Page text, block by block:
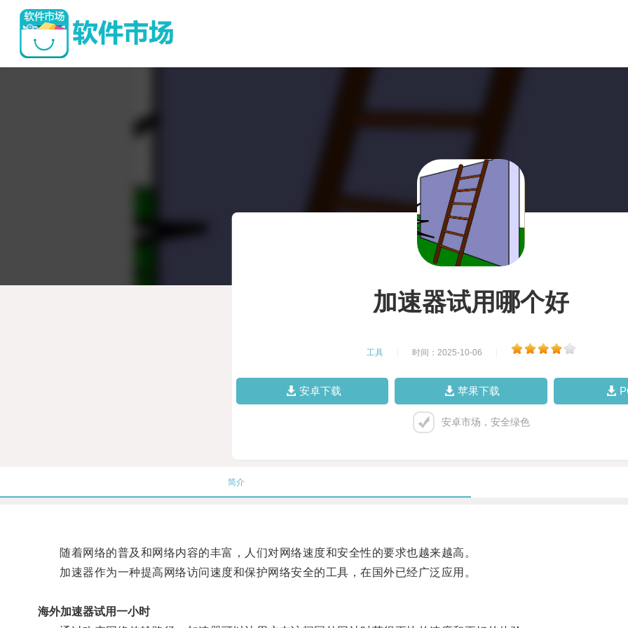
加速器试用哪个好
工具 时间：2025-10-06
安卓下载 苹果下载
安卓市场，安全绿色
简介
随着网络的普及和网络内容的丰富，人们对网络速度和安全性的要求也越来越高。
加速器作为一种提高网络访问速度和保护网络安全的工具，在国外已经广泛应用。
海外加速器试用一小时